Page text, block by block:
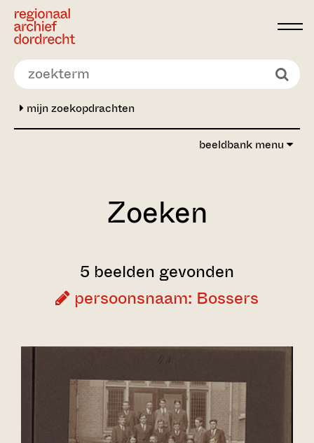
Ga direct naar de inhoud
mijn zoekopdrachten
beeldbank menu
Zoeken
5 beelden gevonden
persoonsnaam: Bossers